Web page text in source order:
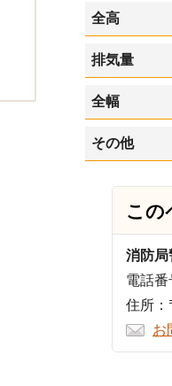
全高
排気量
全幅
その他
この
消防局
電話
住所：
お